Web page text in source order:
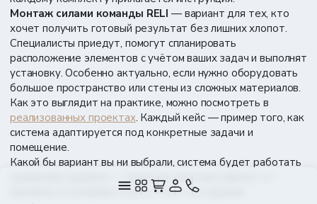
Монтаж силами команды RELI — вариант для тех, кто
хочет получить готовый результат без лишних хлопот.
Специалисты приедут, помогут спланировать
расположение элементов с учётом ваших задач и выполнят
установку. Особенно актуально, если нужно оборудовать
большое пространство или стены из сложных материалов.
Как это выглядит на практике, можно посмотреть в
реализованных проектах. Каждый кейс — пример того, как
система адаптируется под конкретные задачи и
помещение.
Какой бы вариант вы ни выбрали, система будет работать
одинаково надёжно — качество монтажа зависит от
крепежа и основания, а не от того, кто держал